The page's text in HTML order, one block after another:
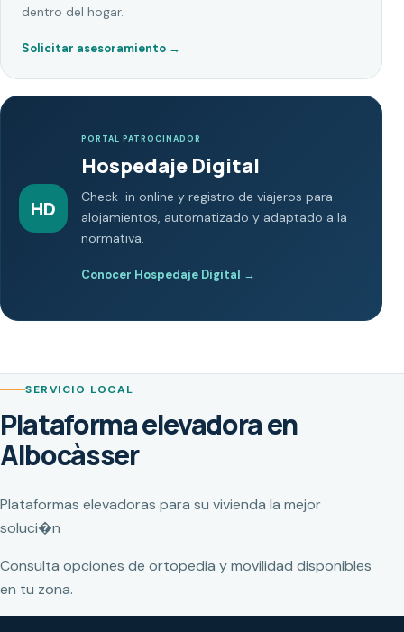
dentro del hogar.
Solicitar asesoramiento →
HD
PORTAL PATROCINADOR
Hospedaje Digital
Check-in online y registro de viajeros para
alojamientos, automatizado y adaptado a la
normativa.
Conocer Hospedaje Digital →
SERVICIO LOCAL
Plataforma elevadora en
Albocàsser
Plataformas elevadoras para su vivienda la mejor
soluci�n
Consulta opciones de ortopedia y movilidad disponibles
en tu zona.